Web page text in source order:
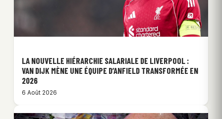
LA NOUVELLE HIÉRARCHIE SALARIALE DE LIVERPOOL :
VAN DIJK MÈNE UNE ÉQUIPE D’ANFIELD TRANSFORMÉE EN
2026
6 Août 2026